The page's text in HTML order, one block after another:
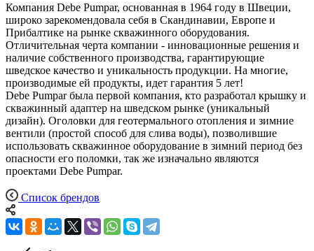
Компания Debe Pumpar, основанная в 1964 году в Швеции,
широко зарекомендовала себя в Скандинавии, Европе и
Прибалтике на рынке скважинного оборудования.
Отличительная черта компании - инновационные решения и
наличие собственного производства, гарантирующие
шведское качество и уникальность продукции. На многие,
производимые ей продукты, идет гарантия 5 лет!
Debe Pumpar была первой компания, кто разработал крышку и
скважинный адаптер на шведском рынке (уникальный
дизайн). Оголовки для геотермального отопления и зимние
вентили (простой способ для слива воды), позволившие
использовать скважинное оборудование в зимний период без
опасности его поломки, так же изначально являются
проектами Debe Pumpar.
Список брендов